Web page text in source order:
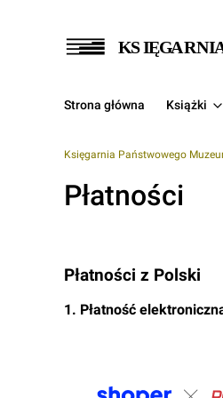
Strona główna Książki
Księgarnia Państwowego
Płatności
Płatności z Polski
1. Płatność